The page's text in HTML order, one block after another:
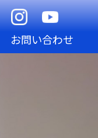
お問い合わせ